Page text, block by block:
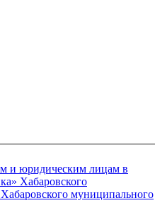
и юридическим лицам в
Хабаровского
муниципального